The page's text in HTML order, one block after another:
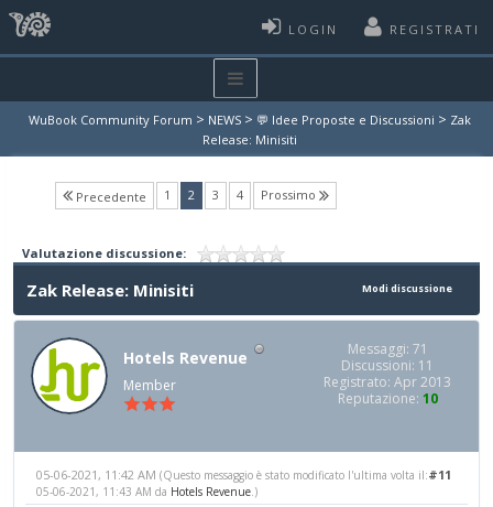
LOGIN REGISTRATI
WuBook Community Forum > NEWS > 💬 Idee Proposte e Discussioni > Zak
Release: Minisiti
Precedente 1 2(current)
3 4 Prossimo
Valutazione discussione:
Modi discussione
Zak Release: Minisiti
Hotels Revenue
Member
Messaggi: 71
Discussioni: 11
Registrato: Apr 2013
Reputazione: 10
#11
05-06-2021, 11:42 AM (Questo messaggio è stato modificato l'ultima volta il:
05-06-2021, 11:43 AM da Hotels Revenue .)